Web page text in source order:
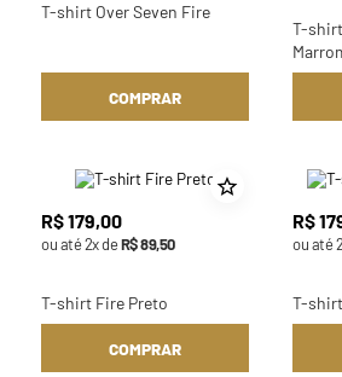
T-shirt Over Seven Fire
COMPRAR
T-
R$179,00
ou até2x deR$89,50
T-shirt Fire Preto
COMPRAR
R$
ou até2
T-